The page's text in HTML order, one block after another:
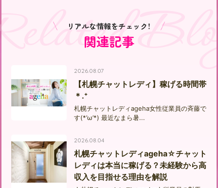
関連記事
リアルな情報をチェック！
2026.08.07
【札幌チャットレディ】稼げる時間帯
＊.⁺
札幌チャットレディageha女性従業員の斉藤で
す(*’ω’*) 最近なまら暑...
2026.08.04
札幌チャットレディageha☆チャット
レディは本当に稼げる？未経験から高
収入を目指せる理由を解説